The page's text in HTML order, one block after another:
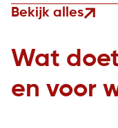
Bekijk alles
Wat
en voor